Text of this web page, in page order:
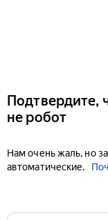
Подтвердите,
не робот
Нам очень жаль, но
автоматические.